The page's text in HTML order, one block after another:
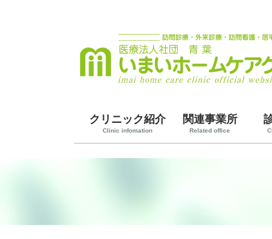
クリニック紹介
Clinic infomation
関連事業所
Related office